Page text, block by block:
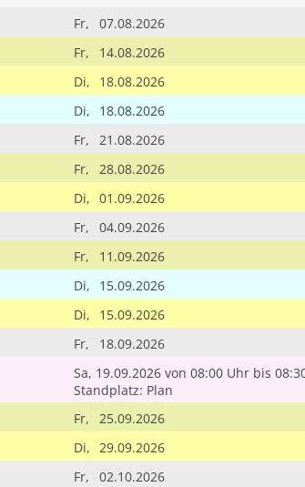
Fr,
07.08.2026
Fr,
14.08.2026
Di,
18.08.2026
Di,
18.08.2026
Fr,
21.08.2026
Fr,
28.08.2026
Di, 01.09.2026
Fr,
04.09.2026
Fr,
11.09.2026
Di,
15.09.2026
Di,
15.09.2026
Fr,
18.09.2026
Sa, 19.09.2026 von 08:00 Uhr bis
Standplatz: Plan
Fr,
25.09.2026
Di, 29.09.2026
Fr,
02.10.2026